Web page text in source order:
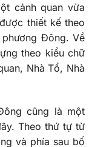
cảnh quan vừa
thiết kế theo
Đông. Về
theo kiểu chữ
Nhà Tổ, Nhà
cũng là một
Theo thứ tự từ
và phía sau bố